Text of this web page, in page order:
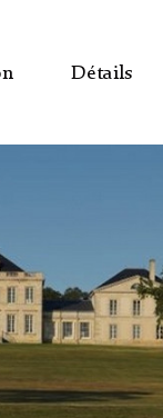
Détails